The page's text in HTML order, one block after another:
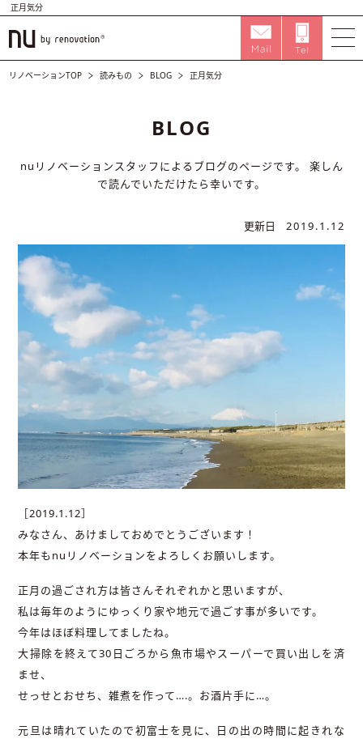
正月気分
リノベーションTOP 読みもの BLOG 正月気分
BLOG
nuリノベーションスタッフによるブログのページです。
楽しん
で読んでいただけたら幸いです。
更新日 2019.1.12
［2019.1.12］
みなさん、あけましておめでとうございます！
本年もnuリノベーションをよろしくお願いします。
正月の過ごされ方は皆さんそれぞれかと思いますが、
私は毎年のようにゆっくり家や地元で過ごす事が多いです。
今年はほぼ料理してましたね。
大掃除を終えて30日ごろから魚市場やスーパーで買い出しを済
ませ、
せっせとおせち、雑煮を作って….。お酒片手に…。
元旦は晴れていたので初富士を見に、日の出の時間に起きれな